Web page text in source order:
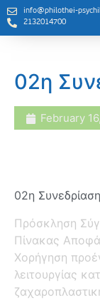
info@philothei-
2132014700
02η
February
02η
Πρόσκληση
Πίνακας
Χορήγηση
λειτουργίας